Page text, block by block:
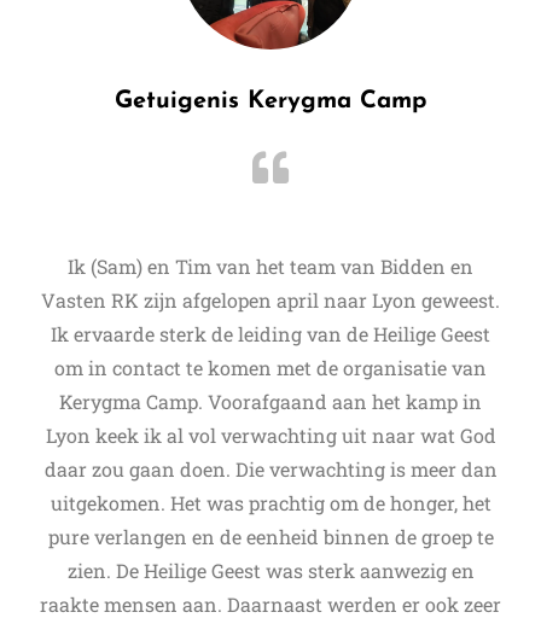
Getuigenis Kerygma Camp
Ik (Sam) en Tim van het team van Bidden en
Vasten RK zijn afgelopen april naar Lyon geweest.
Ik ervaarde sterk de leiding van de Heilige Geest
om in contact te komen met de organisatie van
Kerygma Camp. Voorafgaand aan het kamp in
Lyon keek ik al vol verwachting uit naar wat God
daar zou gaan doen. Die verwachting is meer dan
uitgekomen. Het was prachtig om de honger, het
pure verlangen en de eenheid binnen de groep te
zien. De Heilige Geest was sterk aanwezig en
raakte mensen aan. Daarnaast werden er ook zeer